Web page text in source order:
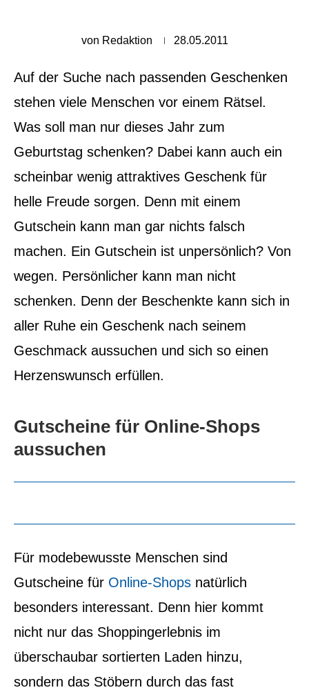
von Redaktion 28.05.2011
Auf der Suche nach passenden Geschenken
stehen viele Menschen vor einem Rätsel.
Was soll man nur dieses Jahr zum
Geburtstag schenken? Dabei kann auch ein
scheinbar wenig attraktives Geschenk für
helle Freude sorgen. Denn mit einem
Gutschein kann man gar nichts falsch
machen. Ein Gutschein ist unpersönlich? Von
wegen. Persönlicher kann man nicht
schenken. Denn der Beschenkte kann sich in
aller Ruhe ein Geschenk nach seinem
Geschmack aussuchen und sich so einen
Herzenswunsch erfüllen.
Gutscheine für Online-Shops
aussuchen
Für modebewusste Menschen sind
Gutscheine für Online-Shops natürlich
besonders interessant. Denn hier kommt
nicht nur das Shoppingerlebnis im
überschaubar sortierten Laden hinzu,
sondern das Stöbern durch das fast